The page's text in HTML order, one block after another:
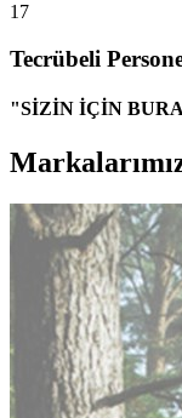
17
Tecrübeli
"SİZİN İÇİN